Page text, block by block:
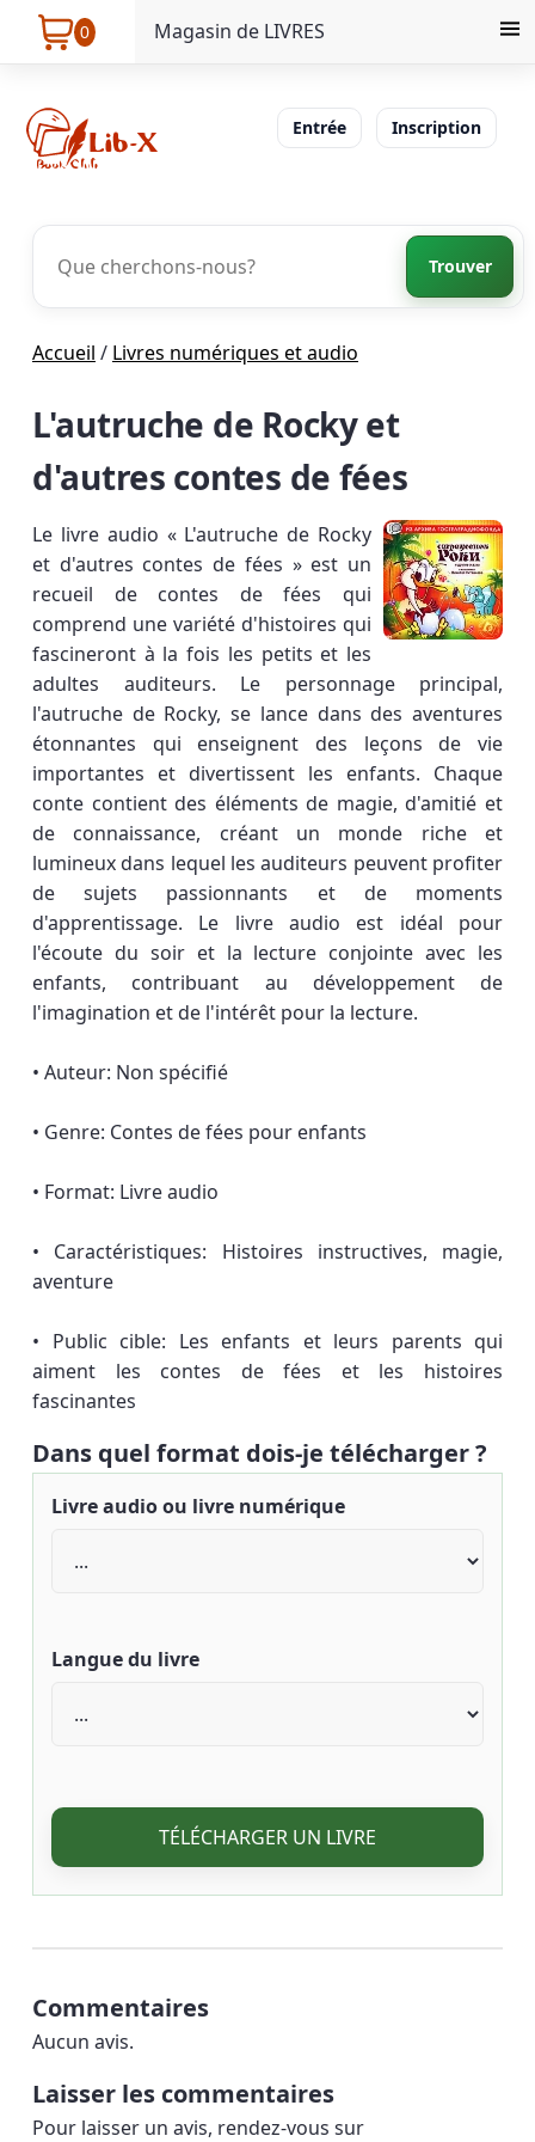
0 Magasin de LIVRES
Entrée Inscription
Trouver
Accueil / Livres numériques et audio
L'autruche de Rocky et
d'autres contes de fées
Le livre audio « L'autruche de Rocky
et d'autres contes de fées » est un
recueil de contes de fées qui
comprend une variété d'histoires qui
fascineront à la fois les petits et les
adultes auditeurs. Le personnage principal,
l'autruche de Rocky, se lance dans des aventures
étonnantes qui enseignent des leçons de vie
importantes et divertissent les enfants. Chaque
conte contient des éléments de magie, d'amitié et
de connaissance, créant un monde riche et
lumineux dans lequel les auditeurs peuvent profiter
de sujets passionnants et de moments
d'apprentissage. Le livre audio est idéal pour
l'écoute du soir et la lecture conjointe avec les
enfants, contribuant au développement de
l'imagination et de l'intérêt pour la lecture.
• Auteur: Non spécifié
• Genre: Contes de fées pour enfants
• Format: Livre audio
• Caractéristiques: Histoires instructives, magie,
aventure
• Public cible: Les enfants et leurs parents qui
aiment les contes de fées et les histoires
fascinantes
Dans quel format dois-je télécharger ?
Livre audio ou livre numérique
Langue du livre
TÉLÉCHARGER UN LIVRE
Commentaires
Aucun avis.
Laisser les commentaires
Pour laisser un avis, rendez-vous sur